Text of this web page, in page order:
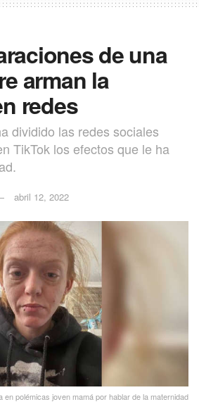
de una
arman la
redes
dividido las redes sociales
TikTok los efectos que le ha
abril 12, 2022
en polémicas joven mamá por hablar de la maternidad